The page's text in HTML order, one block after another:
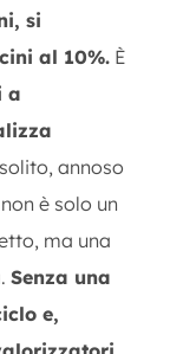
si
al 10%. È
a
annoso
è solo un
ma una
Senza una
e,